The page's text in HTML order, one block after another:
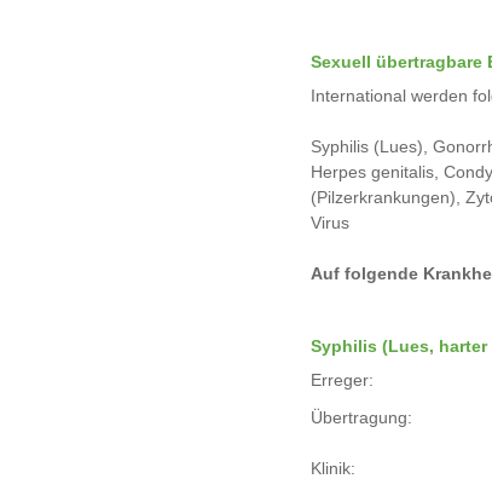
Sexuell übertragbare
International werden
Syphilis (Lues),
Herpes genitalis,
(Pilzerkrankungen),
Virus
Auf folgende
Syphilis (Lues, harter
Erreger:
Übertragung:
Klinik: